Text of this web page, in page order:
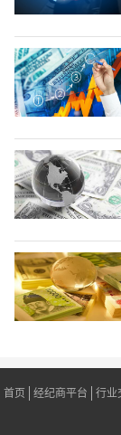
首页 经纪商平台 行业